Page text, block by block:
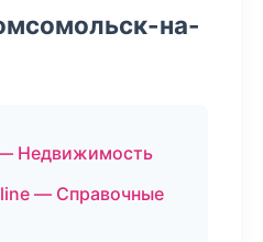
на-
Недвижимость
— Справочные